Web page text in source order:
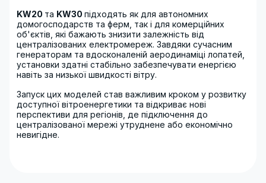
KW20 та KW30 підходять як для автономних
домогосподарств та ферм, так і для комерційних
об'єктів, які бажають знизити залежність від
централізованих електромереж. Завдяки сучасним
генераторам та вдосконаленій аеродинаміці лопатей,
установки здатні стабільно забезпечувати енергією
навіть за низької швидкості вітру.
Запуск цих моделей став важливим кроком у розвитку
доступної вітроенергетики та відкриває нові
перспективи для регіонів, де підключення до
централізованої мережі утруднене або економічно
невигідне.